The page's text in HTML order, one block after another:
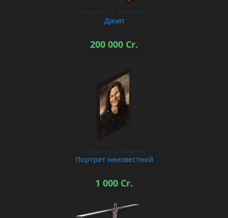
В КОРЗИНУ
7 days to die, Транспорт
Джип
200 000 Cr.
В КОРЗИНУ
7 days to die, Креатив
Портрет неизвестной
1 000 Cr.